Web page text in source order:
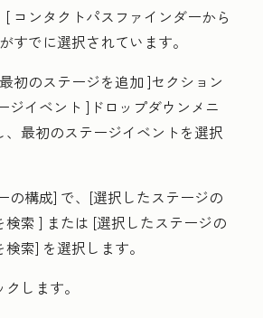
[ コンタクトパスファインダーから
すでに選択されています。
最初のステージを追加 ]セクション
ジイベント ]ドロップダウンメニ
、最初のステージイベントを選択
の構成] で、[選択したステージの
検索 ] または [選択したステージの
検索] を選択します。
します。